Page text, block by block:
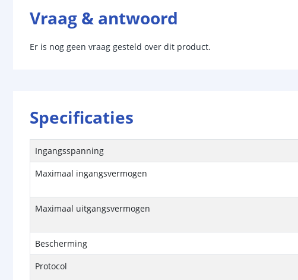
Vraag & antwoord
Er is nog geen vraag gesteld over dit product.
Specificaties
Ingangsspanning
Maximaal ingangsvermogen
Maximaal uitgangsvermogen
Bescherming
Protocol